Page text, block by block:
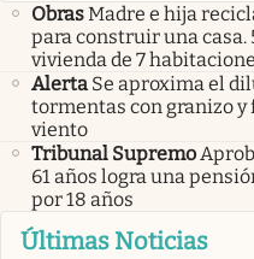
ObrasMadre e hija
para construir una casa.
vivienda de 7
Alerta Se aproxima el
tormentas con granizo y
viento
Tribunal Supremo
61 años logra una
por 18 años
Últimas Noticias